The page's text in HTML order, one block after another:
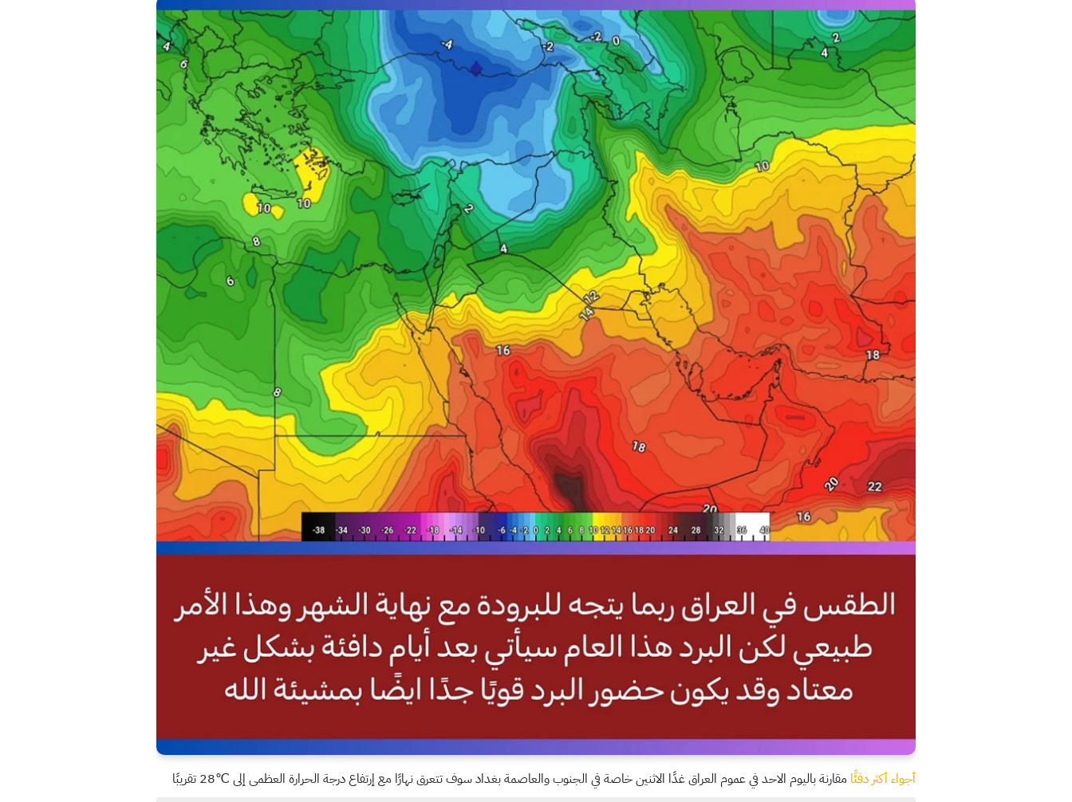
أجواء أكثر دفئًا مقارنة باليوم الاحد في عموم العراق غدًا الاثنين خاصة في الجنوب والعاصمة بغداد سوف تتعرق نهارًا مع إرتفاع درجة الحرارة العظمى إلى ℃28 تقريبًا